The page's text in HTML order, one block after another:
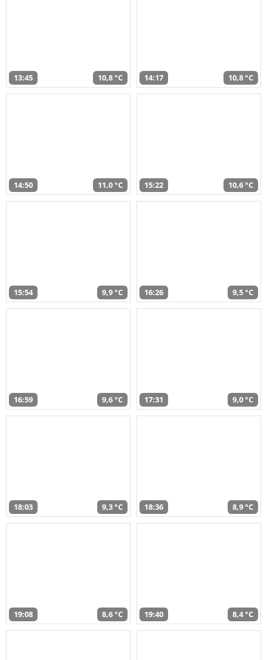
13:45 10,8 °C 14:17 10,8 °C
14:50 11,0 °C 15:22 10,6 °C
15:54 9,9 °C 16:26 9,5 °C
16:59 9,6 °C 17:31 9,0 °C
18:03 9,3 °C 18:36 8,9 °C
19:08 8,6 °C 19:40 8,4 °C